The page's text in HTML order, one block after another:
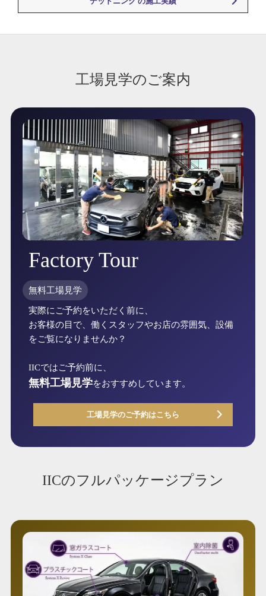
工場見学のご案内
Factory Tour
無料工場見学
実際にご予約をいただく前に、
お客様の目で、働くスタッフやお店の雰囲気、設備
をご覧になりませんか？
IICではご予約前に、
無料工場見学をおすすめしています。
工場見学のご予約はこちら
IICのフルパッケージプラン